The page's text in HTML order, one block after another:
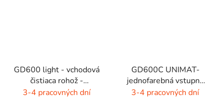
GD600 light - vchodová
čistiaca rohož -
interiér/exteriér
3-4 pracovných dní
GD600C UNIMAT-
jednofarebná vstupná
rohož- žiarivé farby
3-4 pracovných dní